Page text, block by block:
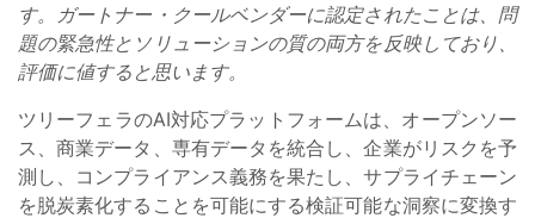
す。ガートナー・クールベンダーに認定されたことは、問
題の緊急性とソリューションの質の両方を反映しており、
評価に値すると思います。
ツリーフェラのAI対応プラットフォームは、オープンソー
ス、商業データ、専有データを統合し、企業がリスクを予
測し、コンプライアンス義務を果たし、サプライチェーン
を脱炭素化することを可能にする検証可能な洞察に変換す